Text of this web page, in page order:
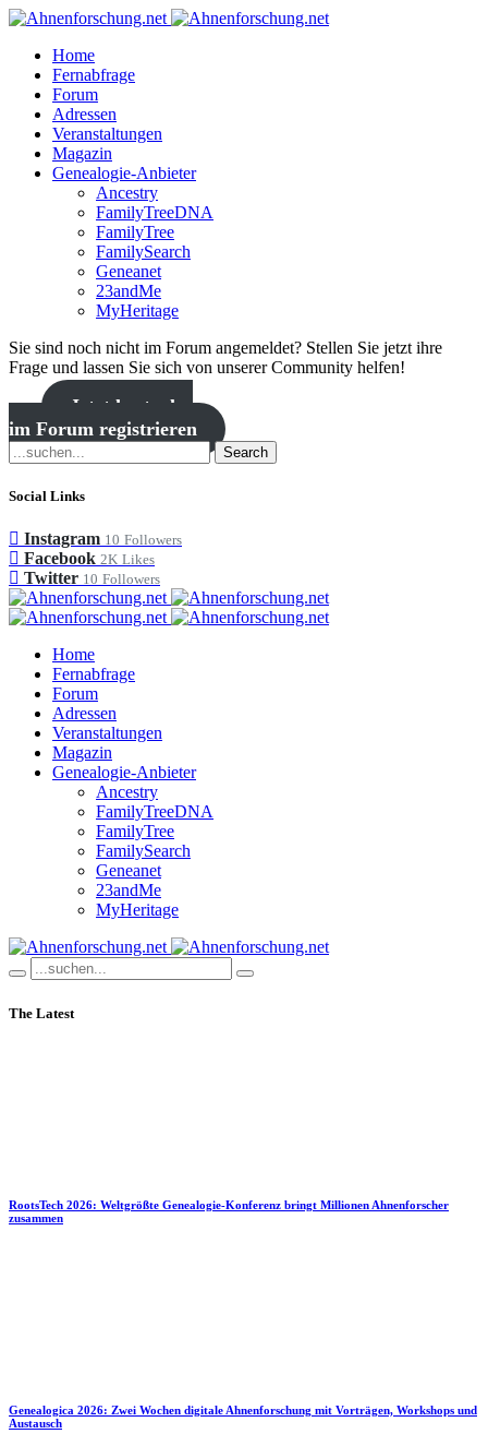
Home
Fernabfrage
Forum
Adressen
Veranstaltungen
Magazin
Genealogie-Anbieter
Ancestry
FamilyTreeDNA
FamilyTree
FamilySearch
Geneanet
23andMe
MyHeritage
Sie sind noch nicht im Forum angemeldet? Stellen Sie jetzt ihre
Frage und lassen Sie sich von unserer Community helfen!
Jetzt kostenlos
im Forum registrieren
Search
Social Links
Instagram 10 Followers
Facebook 2K Likes
Twitter 10 Followers
Home
Fernabfrage
Forum
Adressen
Veranstaltungen
Magazin
Genealogie-Anbieter
Ancestry
FamilyTreeDNA
FamilyTree
FamilySearch
Geneanet
23andMe
MyHeritage
The Latest
RootsTech 2026: Weltgrößte Genealogie-Konferenz bringt Millionen Ahnenforscher
zusammen
Genealogica 2026: Zwei Wochen digitale Ahnenforschung mit Vorträgen, Workshops und
Austausch